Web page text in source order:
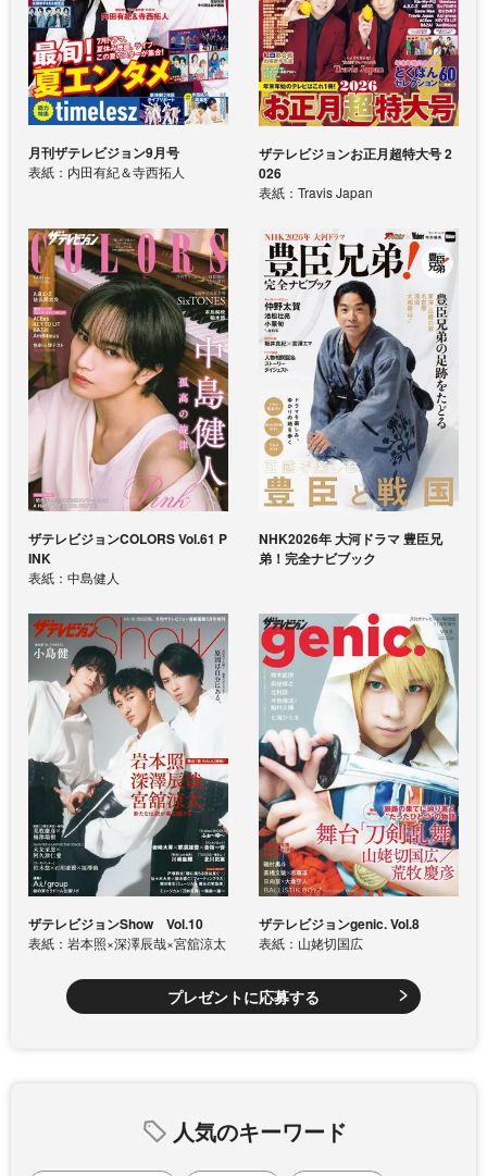
月刊ザテレビジョン9月号
表紙：内田有紀＆寺西拓人
ザテレビジョンお正月超特大号 2
026
表紙：Travis Japan
ザテレビジョンCOLORS Vol.61 P
INK
表紙：中島健人
NHK2026年 大河ドラマ 豊臣兄
弟！完全ナビブック
ザテレビジョンShow Vol.10
表紙：岩本照×深澤辰哉×宮舘涼太
ザテレビジョンgenic. Vol.8
表紙：山姥切国広
プレゼントに応募する
人気のキーワード